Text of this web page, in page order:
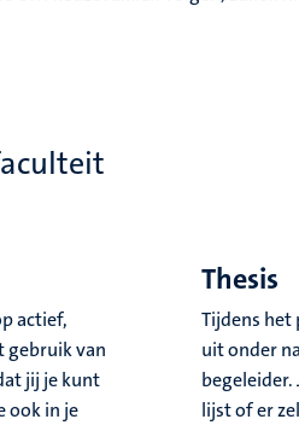
actief,
gebruik van
jij je kunt
ook in je
Thesis
Tijdens het
uit onder
begeleider.
lijst of er